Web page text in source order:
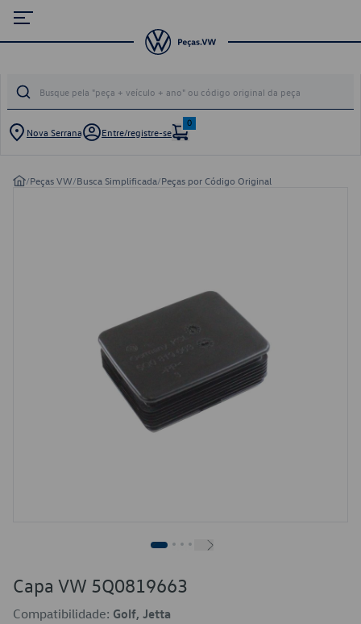
Nova Serrana Entre/registre-se
0
/Peças VW/Busca Simplificada/Peças por Código Original
Capa VW 5Q0819663
Compatibilidade: Golf, Jetta